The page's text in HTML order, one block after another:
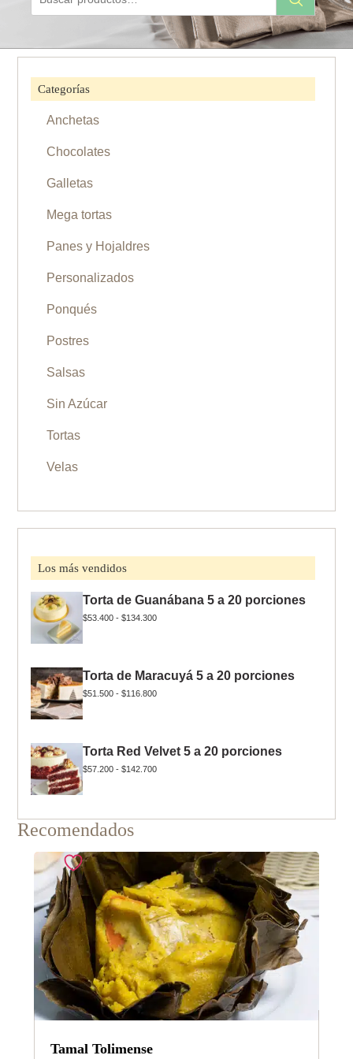
por:
Categorías
Anchetas
Chocolates
Galletas
Mega tortas
Panes y Hojaldres
Personalizados
Ponqués
Postres
Salsas
Sin Azúcar
Tortas
Velas
Los más vendidos
Torta de Guanábana 5 a 20 porciones
$53.400 -$134.300
Torta de Maracuyá 5 a 20 porciones
$51.500 -$116.800
Torta Red Velvet 5 a 20 porciones
$57.200 -$142.700
Recomendados
Tamal Tolimense